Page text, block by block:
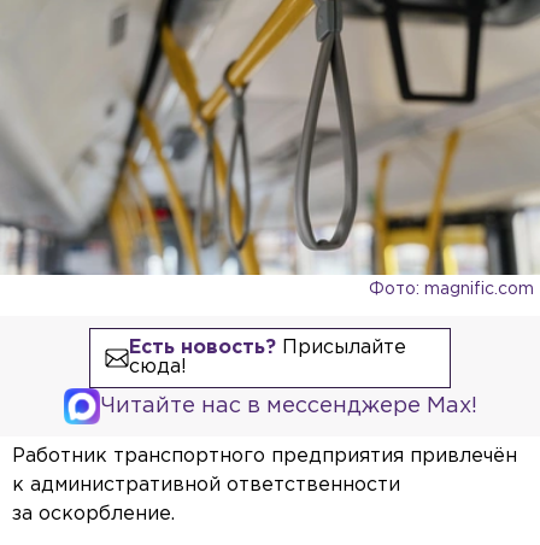
Фото: magnific.com
Есть новость?Присылайте
сюда!
Читайте нас в мессенджере Max!
Работник транспортного предприятия привлечён
к административной ответственности
за оскорбление.